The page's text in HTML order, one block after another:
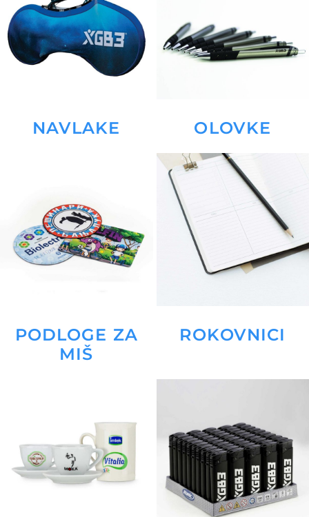
NAVLAKE OLOVKE
PODLOGE ZA
MIŠ
ROKOVNICI